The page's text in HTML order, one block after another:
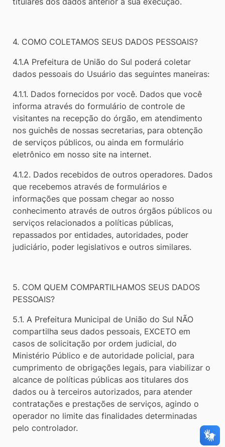
4. COMO COLETAMOS SEUS DADOS PESSOAIS?
4.1.A Prefeitura de União do Sul poderá coletar
dados pessoais do Usuário das seguintes maneiras:
4.1.1. Dados fornecidos por você. Dados que você
informa através do formulário de controle de
visitantes na recepção do órgão, em atendimento
nos guichês de nossas secretarias, para obtenção
de serviços públicos, ou ainda em formulário
eletrônico em nosso site na internet.
​4.1.2. Dados recebidos de outros operadores. Dados
que recebemos através de formulários e
informações que possam chegar ao nosso
conhecimento através de outros órgãos públicos ou
serviços relacionados a políticas públicas,
repassados por entidades, autoridades, poder
judiciário, poder legislativos e outros similares.
​5. COM QUEM COMPARTILHAMOS SEUS DADOS
PESSOAIS?
5.1. A Prefeitura Municipal de União do Sul NÃO
compartilha seus dados pessoais, EXCETO em
casos de solicitação por ordem judicial, do
Ministério Público e de autoridade policial, para
cumprimento de obrigações legais, para viabilizar o
alcance de políticas públicas aos titulares dos
dados ou à terceiros autorizados, para atender
contratações e prestações de serviços, agindo o
operador no limite das finalidades determinadas
pelo controlador.